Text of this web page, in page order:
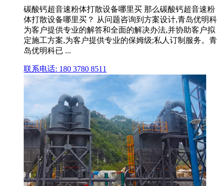
碳酸钙超音速粉体打散设备哪里买 那么碳酸钙超音速粉
体打散设备哪里买？ 从问题咨询到方案设计,青岛优明科
为客户提供专业的解答和全面的解决办法,并协助客户拟
定施工方案,为客户提供专业的保姆级;私人订制服务。青
岛优明科已 ...
联系电话: 180 3780 8511